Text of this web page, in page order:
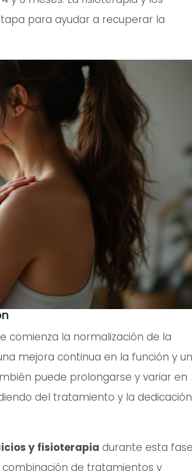
para ayudar a recuperar la
comienza la normalización de la
mejora continua en la función y
puede prolongarse y variar en
del tratamiento y la dedicación
y fisioterapia durante esta
de tratamientos y